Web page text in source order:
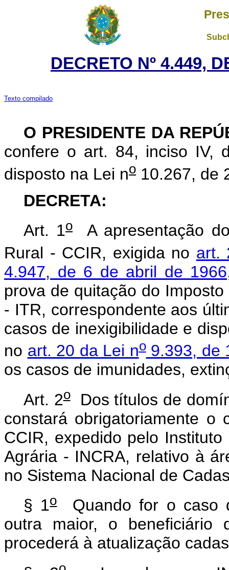
DECRETO Nº 4.449,
Texto compilado
O PRESIDENTE DA
confere o art. 84, inciso IV,
disposto na Lei no 10.267, de
DECRETA:
Art. 1oA apresentação
Rural - CCIR, exigida no art.
4.947, de 6 de abril de 1966
prova de quitação do
- ITR, correspondente aos
casos de inexigibilidade e
no art. 20 da Lei no9.393, de
os casos de imunidades,
Art. 2oDos títulos de
constará obrigatoriamente o
CCIR, expedido pelo
Agrária - INCRA, relativo à
no Sistema Nacional de
§ 1oQuando for o caso
outra maior, o
procederá à atualização